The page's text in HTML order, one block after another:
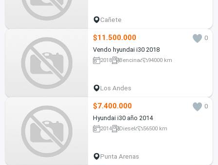
Cañete
$11.500.000
0
Vendo hyundai i30 2018
2018 Bencina 94000 km
Los Andes
$7.400.000
0
Hyundai i30 año 2014
2014 Diesel 56500 km
Punta Arenas